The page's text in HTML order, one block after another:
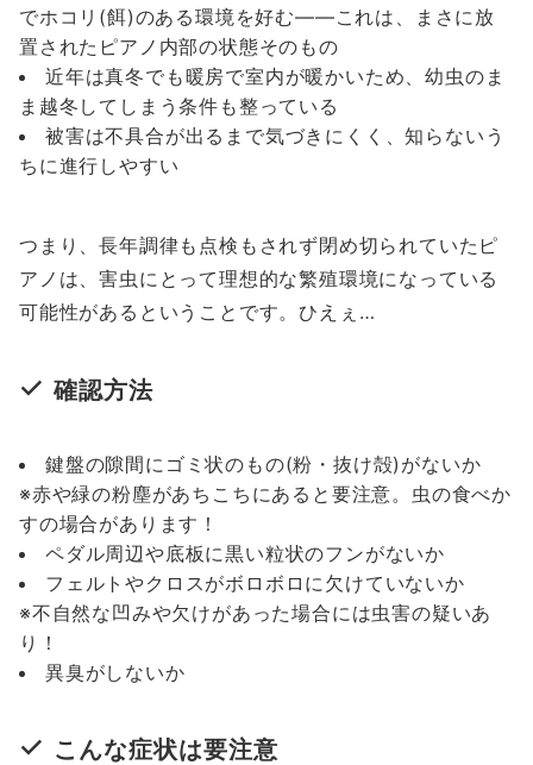
でホコリ(餌)のある環境を好む——これは、まさに放
置されたピアノ内部の状態そのもの
近年は真冬でも暖房で室内が暖かいため、幼虫のま
ま越冬してしまう条件も整っている
被害は不具合が出るまで気づきにくく、知らないう
ちに進行しやすい
つまり、長年調律も点検もされず閉め切られていたピ
アノは、害虫にとって理想的な繁殖環境になっている
可能性があるということです。ひえぇ…
確認方法
鍵盤の隙間にゴミ状のもの(粉・抜け殻)がないか
※赤や緑の粉塵があちこちにあると要注意。虫の食べか
すの場合があります！
ペダル周辺や底板に黒い粒状のフンがないか
フェルトやクロスがボロボロに欠けていないか
※不自然な凹みや欠けがあった場合には虫害の疑いあ
り！
異臭がしないか
こんな症状は要注意